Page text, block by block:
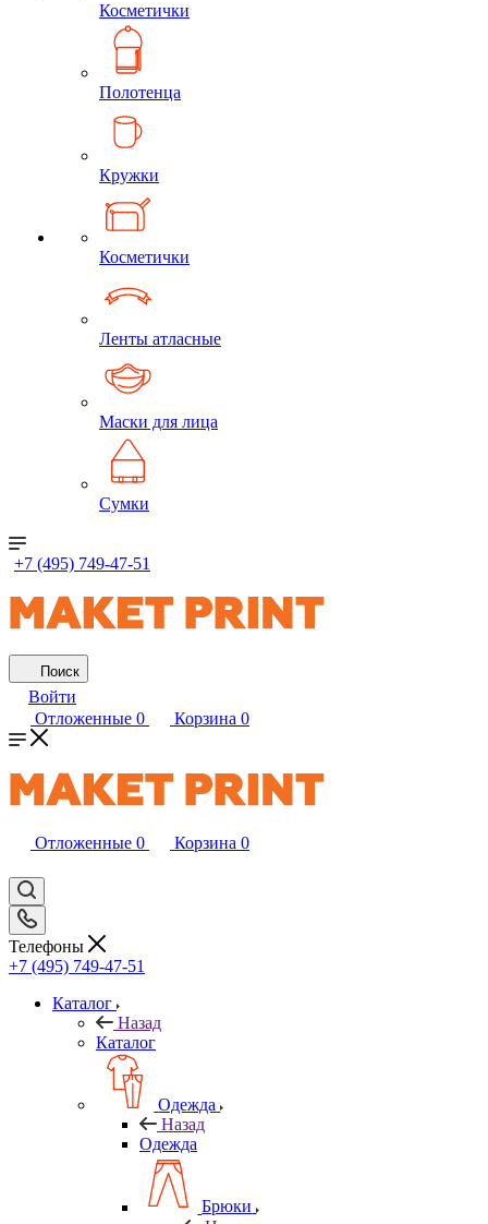
Косметички
Полотенца
Кружки
Косметички
Ленты атласные
Маски для лица
Сумки
+7 (495) 749-47-51
Поиск
Войти
Отложенные 0 Корзина 0
Отложенные 0 Корзина 0
Телефоны
+7 (495) 749-47-51
Каталог
Назад
Каталог
Одежда
Назад
Одежда
Брюки